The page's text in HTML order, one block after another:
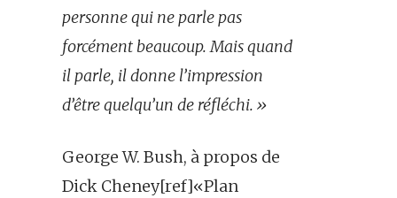
personne qui ne parle pas
forcément beaucoup. Mais quand
il parle, il donne l’impression
d’être quelqu’un de réfléchi.»
George W. Bush, à propos de
Dick Cheney[ref]«Plan